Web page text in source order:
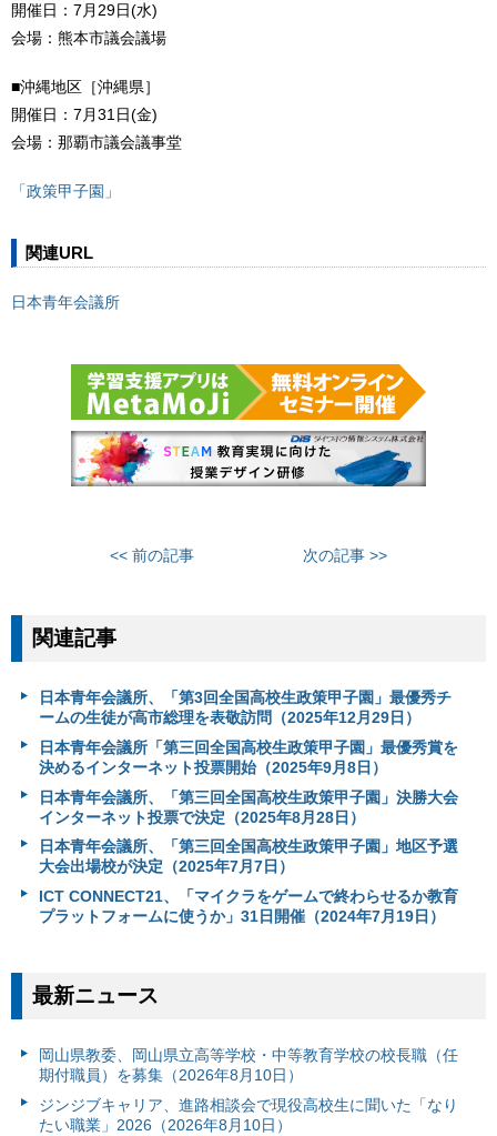
開催日：7月29日(水)
会場：熊本市議会議場
■沖縄地区［沖縄県］
開催日：7月31日(金)
会場：那覇市議会議事堂
「政策甲子園」
関連URL
日本青年会議所
<< 前の記事 次の記事 >>
関連記事
日本青年会議所、「第3回全国高校生政策甲子園」最優秀チ
ームの生徒が高市総理を表敬訪問（2025年12月29日）
日本青年会議所「第三回全国高校生政策甲子園」最優秀賞を
決めるインターネット投票開始（2025年9月8日）
日本青年会議所、「第三回全国高校生政策甲子園」決勝大会
インターネット投票で決定（2025年8月28日）
日本青年会議所、「第三回全国高校生政策甲子園」地区予選
大会出場校が決定（2025年7月7日）
ICT CONNECT21、「マイクラをゲームで終わらせるか教育
プラットフォームに使うか」31日開催（2024年7月19日）
最新ニュース
岡山県教委、岡山県立高等学校・中等教育学校の校長職（任
期付職員）を募集（2026年8月10日）
ジンジブキャリア、進路相談会で現役高校生に聞いた「なり
たい職業」2026（2026年8月10日）